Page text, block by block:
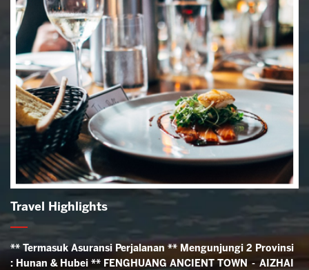
Travel Highlights
** Termasuk Asuransi Perjalanan ** Mengunjungi 2 Provinsi
: Hunan & Hubei ** FENGHUANG ANCIENT TOWN - AIZHAI